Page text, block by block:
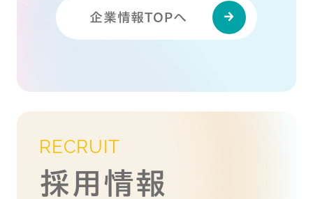
企業情報TOPへ
RECRUIT
採用情報